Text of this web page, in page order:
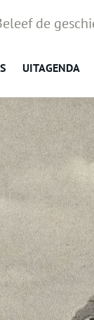
de
UITAGENDA